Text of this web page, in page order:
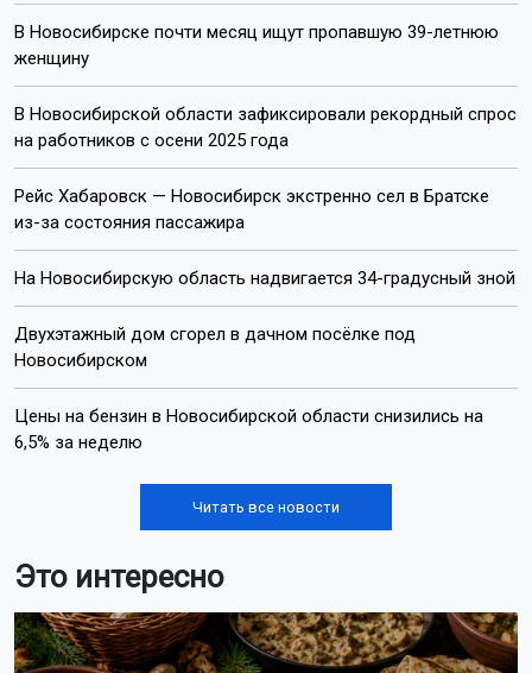
В Новосибирске почти месяц ищут пропавшую 39-летнюю
женщину
В Новосибирской области зафиксировали рекордный спрос
на работников с осени 2025 года
Рейс Хабаровск — Новосибирск экстренно сел в Братске
из-за состояния пассажира
На Новосибирскую область надвигается 34-градусный зной
Двухэтажный дом сгорел в дачном посёлке под
Новосибирском
Цены на бензин в Новосибирской области снизились на
6,5% за неделю
Читать все новости
Это интересно